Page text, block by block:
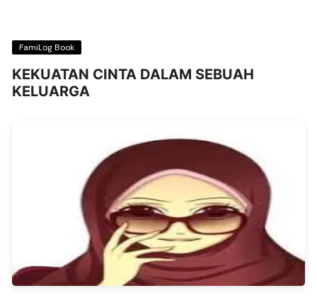
FamiLog Book
KEKUATAN CINTA DALAM SEBUAH
KELUARGA